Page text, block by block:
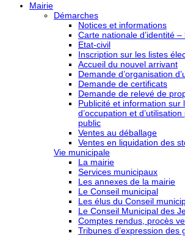
Mairie
Démarches
Notices et informations
Carte nationale d’identité –
Etat-civil
Inscription sur les listes
Accueil du nouvel arrivant
Demande d’organisation
Demande de certificats
Demande de relevé de
Publicité et information sur
d’occupation et
public
Ventes au déballage
Ventes en liquidation des
Vie municipale
La mairie
Services municipaux
Les annexes de la mairie
Le Conseil municipal
Les élus du Conseil
Le Conseil Municipal des
Comptes rendus, procès
Tribunes d’expression des